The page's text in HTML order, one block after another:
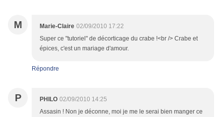
M Marie-Claire 02/09/2010 17:22
Super ce "tutoriel" de décorticage du crabe !<br /> Crabe et
épices, c'est un mariage d'amour.
Répondre
P PHILO 02/09/2010 14:25
Assasin ! Non je déconne, moi je me le serai bien manger ce